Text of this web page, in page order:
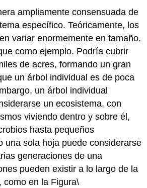
ampliamente consensuada de
específico. Teóricamente, los
variar enormemente en tamaño.
como ejemplo. Podría cubrir
de acres, formando un gran
un árbol individual es de poca
un árbol individual
un ecosistema, con
viviendo dentro y sobre él,
hasta pequeños
una sola hoja puede considerarse
generaciones de una
pueden existir a lo largo de la
como en la Figura\